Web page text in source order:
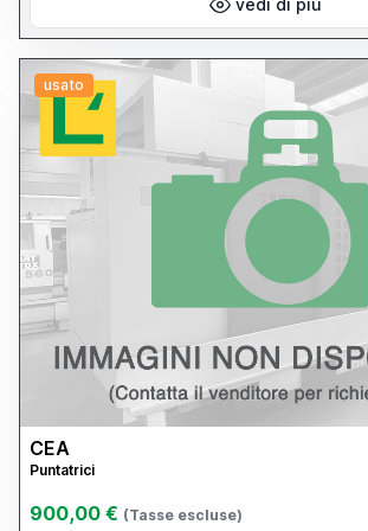
vedi di più
usato
CEA
Puntatrici
900,00 € (Tasse escluse)